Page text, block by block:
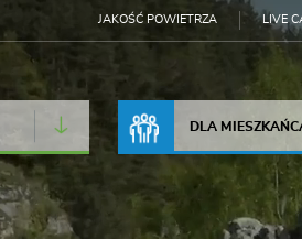
JAKOŚĆ POWIETRZA LIVE
DLA